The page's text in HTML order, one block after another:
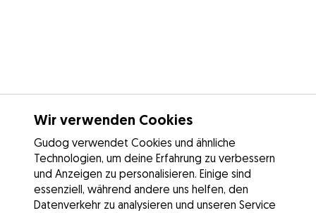
Wir verwenden Cookies
Gudog verwendet Cookies und ähnliche
Technologien, um deine Erfahrung zu verbessern
und Anzeigen zu personalisieren. Einige sind
essenziell, während andere uns helfen, den
Datenverkehr zu analysieren und unseren Service